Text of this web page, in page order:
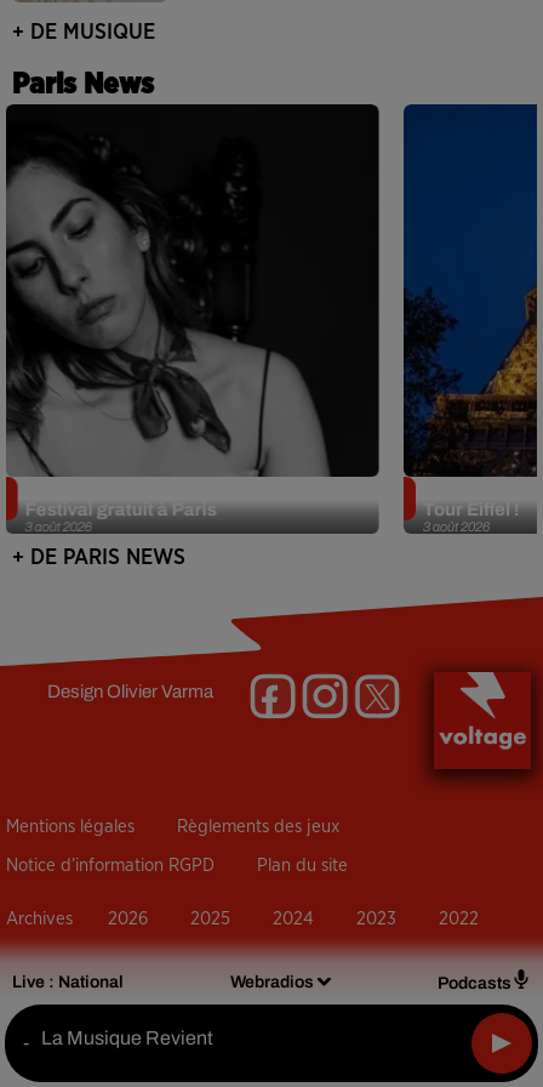
Live : National Webradios Podcasts
- La Musique Revient
+ DE MUSIQUE
Paris News
3 août 2026
Festival gratuit à Paris
3 août 2026
Tour Eiffel !
+ DE PARIS NEWS
DesignOlivier Varma
Mentions légales Règlements des jeux
Notice d’information RGPD Plan du site
Archives 2026 2025 2024 2023 2022